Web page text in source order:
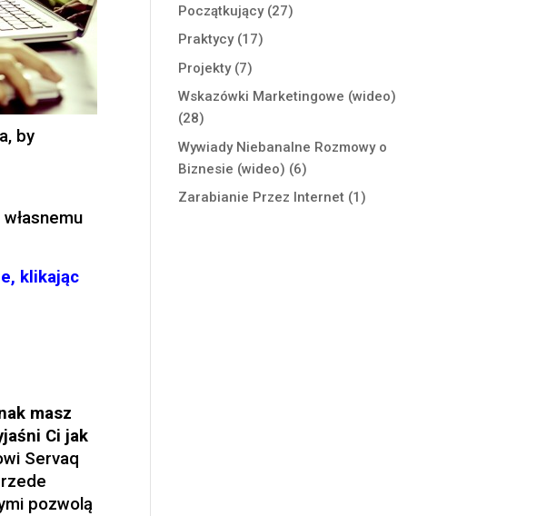
by
klikając
masz
Ci jak
Servaq
pozwolą
Początkujący(27)
Praktycy(17)
Projekty(7)
Wskazówki Marketingowe (wideo)
(28)
Wywiady Niebanalne Rozmowy o
Biznesie (wideo) (6)
Zarabianie Przez Internet (1)